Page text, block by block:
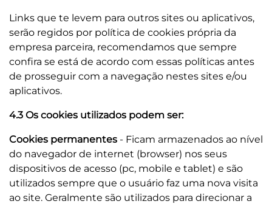
Links que te levem para outros sites ou aplicativos,
serão regidos por política de cookies própria da
empresa parceira, recomendamos que sempre
confira se está de acordo com essas políticas antes
de prosseguir com a navegação nestes sites e/ou
aplicativos.
4.3 Os cookies utilizados podem ser:
Cookies permanentes - Ficam armazenados ao nível
do navegador de internet (browser) nos seus
dispositivos de acesso (pc, mobile e tablet) e são
utilizados sempre que o usuário faz uma nova visita
ao site. Geralmente são utilizados para direcionar a